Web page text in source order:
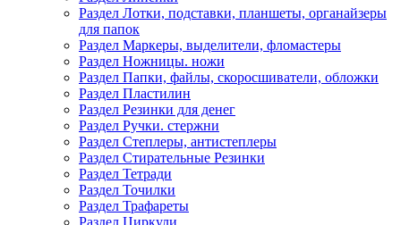
Раздел Лотки, подставки, планшеты, органайзеры
для папок
Раздел Маркеры, выделители, фломастеры
Раздел Ножницы. ножи
Раздел Папки, файлы, скоросшиватели, обложки
Раздел Пластилин
Раздел Резинки для денег
Раздел Ручки. стержни
Раздел Степлеры, антистеплеры
Раздел Стирательные Резинки
Раздел Тетради
Раздел Точилки
Раздел Трафареты